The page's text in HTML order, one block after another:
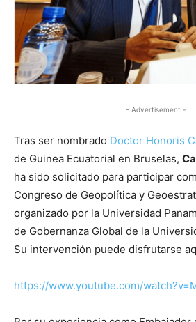
- Advertisement -
Tras ser nombrado Doctor Honoris
de Guinea Ecuatorial en Bruselas,
ha sido solicitado para participar
Congreso de Geopolítica y
organizado por la Universidad
de Gobernanza Global de la
Su intervención puede disfrutarse
https://www.youtube.com/